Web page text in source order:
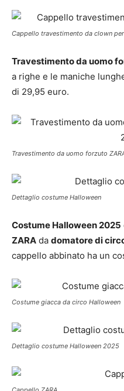
Cappello travestimento da clown
Travestimento da uomo
a righe e le maniche
di 29,95 euro.
Travestimento da uomo forzuto
Dettaglio costume Halloween
Costume Halloween 2025
ZARA da domatore di
cappello abbinato ha un
Costume giacca da circo Halloween
Dettaglio costume Halloween 2025